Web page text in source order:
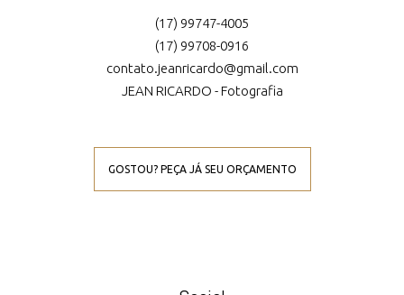
(17) 99747-4005
(17) 99708-0916
contato.jeanricardo@gmail.com
JEAN RICARDO - Fotografia
GOSTOU? PEÇA JÁ SEU ORÇAMENTO